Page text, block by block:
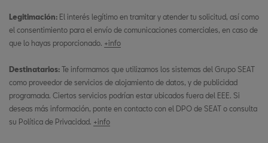
Legitimación: El interés legítimo en tramitar y atender tu solicitud, así como
el consentimiento para el envío de comunicaciones comerciales, en caso de
que lo hayas proporcionado. +info
Destinatarios: Te informamos que utilizamos los sistemas del Grupo SEAT
como proveedor de servicios de alojamiento de datos, y de publicidad
programada. Ciertos servicios podrían estar ubicados fuera del EEE. Si
deseas más información, ponte en contacto con el DPO de SEAT o consulta
su Política de Privacidad. +info